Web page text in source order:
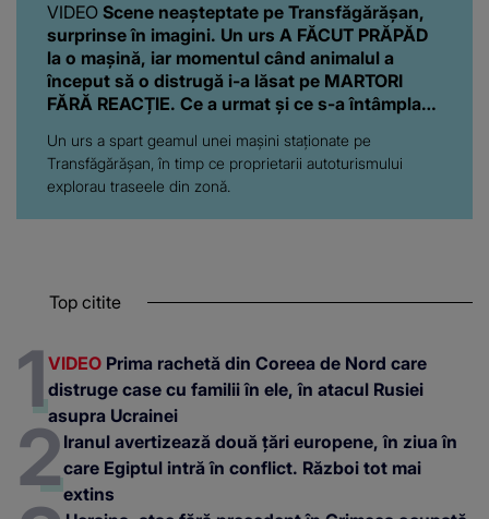
VIDEO Scene neașteptate pe Transfăgărășan,
surprinse în imagini. Un urs A FĂCUT PRĂPĂD
la o mașină, iar momentul când animalul a
început să o distrugă i-a lăsat pe MARTORI
FĂRĂ REACȚIE. Ce a urmat și ce s-a întâmplat
Un urs a spart geamul unei mașini staționate pe
Transfăgărășan, în timp ce proprietarii autoturismului
explorau traseele din zonă.
Top citite
VIDEO Prima rachetă din Coreea de Nord care
distruge case cu familii în ele, în atacul Rusiei
asupra Ucrainei
Iranul avertizează două țări europene, în ziua în
care Egiptul intră în conflict. Război tot mai
extins